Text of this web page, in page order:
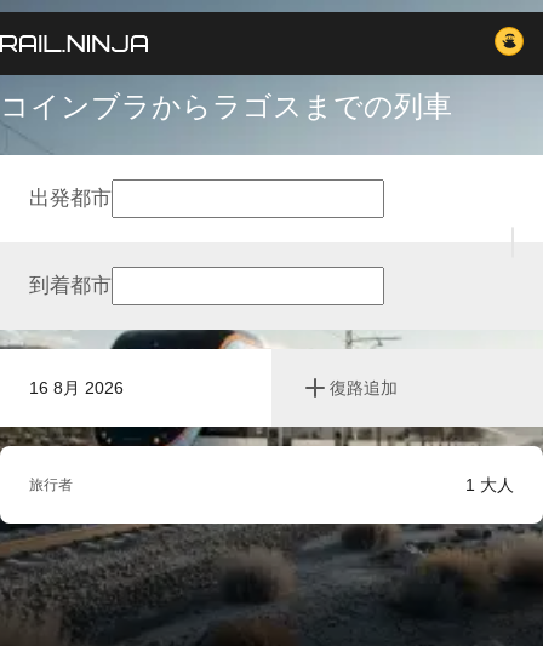
コインブラからラゴスまでの列車
16 8月 2026 復路追加
出発都市
到着都市
旅行者 1 大人